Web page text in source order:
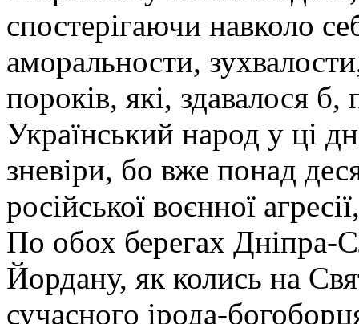
спостерігаючи навколо
аморальности,
пороків, які, здавалося
Український народ у ці
зневіри, бо вже понад
російської воєнної
По обох берегах Дніпра-
Йордану, як колись на
сучасного ірода-